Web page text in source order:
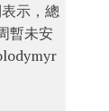
示，總
暫未安